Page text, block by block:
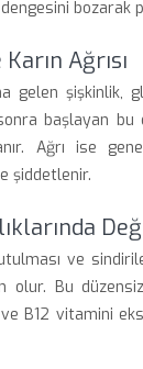
dengesini
Ağrısı
gelen
başlayan bu
Ağrı ise
şiddetlenir.
ve
olur. Bu
B12 vitamini